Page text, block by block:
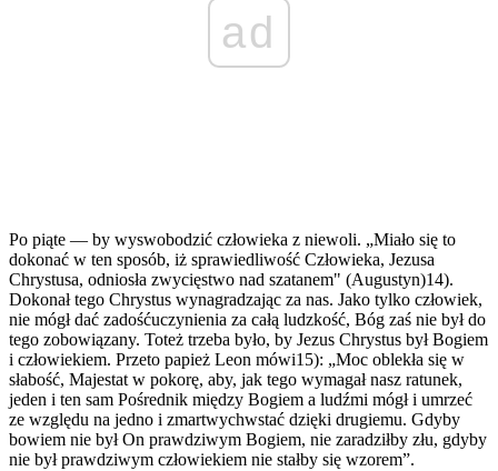
ad
Po piąte — by wyswobodzić człowieka z niewoli. „Miało się to
dokonać w ten sposób, iż sprawiedliwość Człowieka, Jezusa
Chrystusa, odniosła zwycięstwo nad szatanem" (Augustyn)14).
Dokonał tego Chrystus wynagradzając za nas. Jako tylko człowiek,
nie mógł dać zadośćuczynienia za całą ludzkość, Bóg zaś nie był do
tego zobowiązany. Toteż trzeba było, by Jezus Chrystus był Bogiem
i człowiekiem. Przeto papież Leon mówi15): „Moc oblekła się w
słabość, Majestat w pokorę, aby, jak tego wymagał nasz ratunek,
jeden i ten sam Pośrednik między Bogiem a ludźmi mógł i umrzeć
ze względu na jedno i zmartwychwstać dzięki drugiemu. Gdyby
bowiem nie był On prawdziwym Bogiem, nie zaradziłby złu, gdyby
nie był prawdziwym człowiekiem nie stałby się wzorem”.